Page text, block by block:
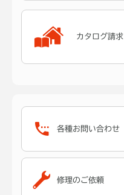
カタログ請求
各種お問い合わせ
修理のご依頼